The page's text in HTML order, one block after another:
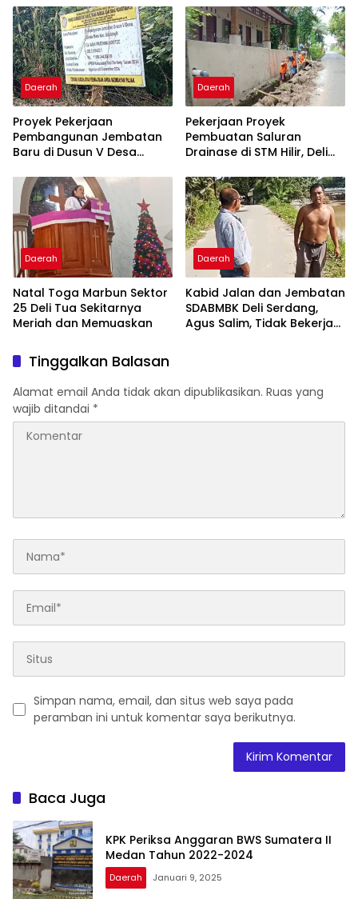
Medan dan Sekitarnya
Daerah
Proyek Pekerjaan
Pembangunan Jembatan
Baru di Dusun V Desa
Persen
Daerah
Pekerjaan Proyek
Pembuatan Saluran
Drainase di STM Hilir, Deli
Dipertanyakan
Daerah
Natal Toga Marbun Sektor
25 Deli Tua Sekitarnya
Meriah dan Memuaskan
Daerah
Kabid Jalan dan Jembatan
SDABMBK Deli Serdang,
Agus Salim, Tidak Bekerja
Tinggalkan Balasan
Alamat email Anda tidak akan dipublikasikan. Ruas yang
wajib ditandai *
Simpan nama, email, dan situs web saya pada
peramban ini untuk komentar saya berikutnya.
Baca Juga
KPK Periksa Anggaran BWS Sumatera II
Medan Tahun 2022-2024
Daerah Januari 9, 2025